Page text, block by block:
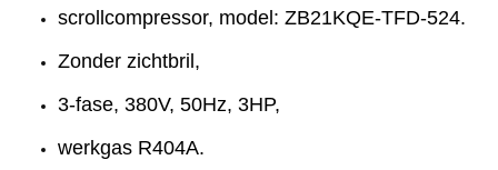
scrollcompressor, model: ZB21KQE-TFD-524.
Zonder zichtbril,
3-fase, 380V, 50Hz, 3HP,
werkgas R404A.